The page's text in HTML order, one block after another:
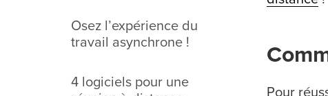
Osez l’expérience du
travail asynchrone !
4 logiciels pour une
Pour